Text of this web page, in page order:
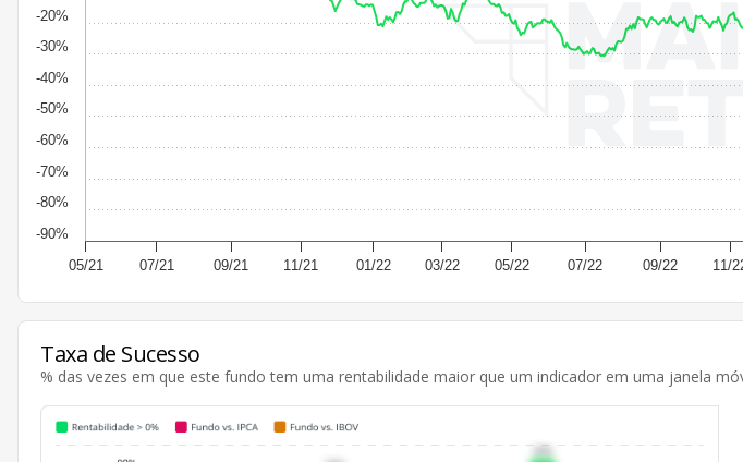
05/21 07/21 09/21 11/21 01/22 03/22 05/22 07/22 09/22 11/
-90%
-80%
-70%
-60%
-50%
-40%
-30%
-20%
Taxa de Sucesso
% das vezes em que este fundo tem uma rentabilidade maior que um indicador em uma janela